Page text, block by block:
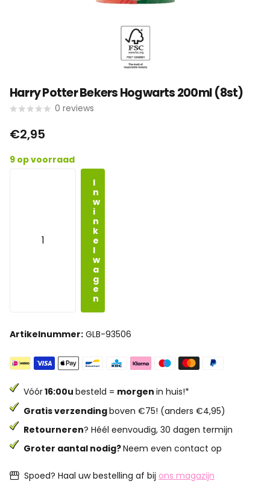
Harry Potter Bekers Hogwarts 200ml (8st)
0 reviews
€2,95
9 op voorraad
I
n
w
i
n
k
e
l
w
a
g
e
n
Artikelnummer: GLB-93506
Vóór16:00u besteld = morgen in huis!*
Gratis verzendingboven €75! (anders €4,95)
Retourneren? Héél eenvoudig, 30 dagen termijn
Groter aantal nodig?Neem even contact op
Spoed? Haal uw bestelling af bij ons magazijn